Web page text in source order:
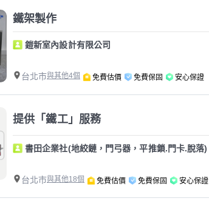
鐵架製作
鎧新室內設計有限公司
台北市與其他4個 免費估價 免費保固 安心保證
提供「鐵工」服務
書田企業社(地絞鏈，門弓器，平推鎖.門卡.脫落)
台北市與其他18個 免費估價 免費保固 安心保證